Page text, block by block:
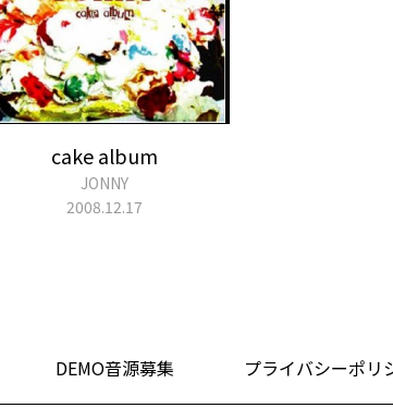
cake album
JONNY
2008.12.17
DEMO音源募集 プライバシーポリ